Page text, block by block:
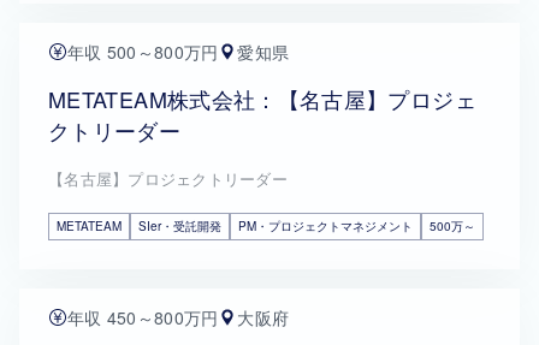
年収 500～800万円 愛知県
METATEAM株式会社：【名古屋】プロジェ
クトリーダー
【名古屋】プロジェクトリーダー
METATEAM SIer・受託開発 PM・プロジェクトマネジメント 500万～
年収 450～800万円 大阪府